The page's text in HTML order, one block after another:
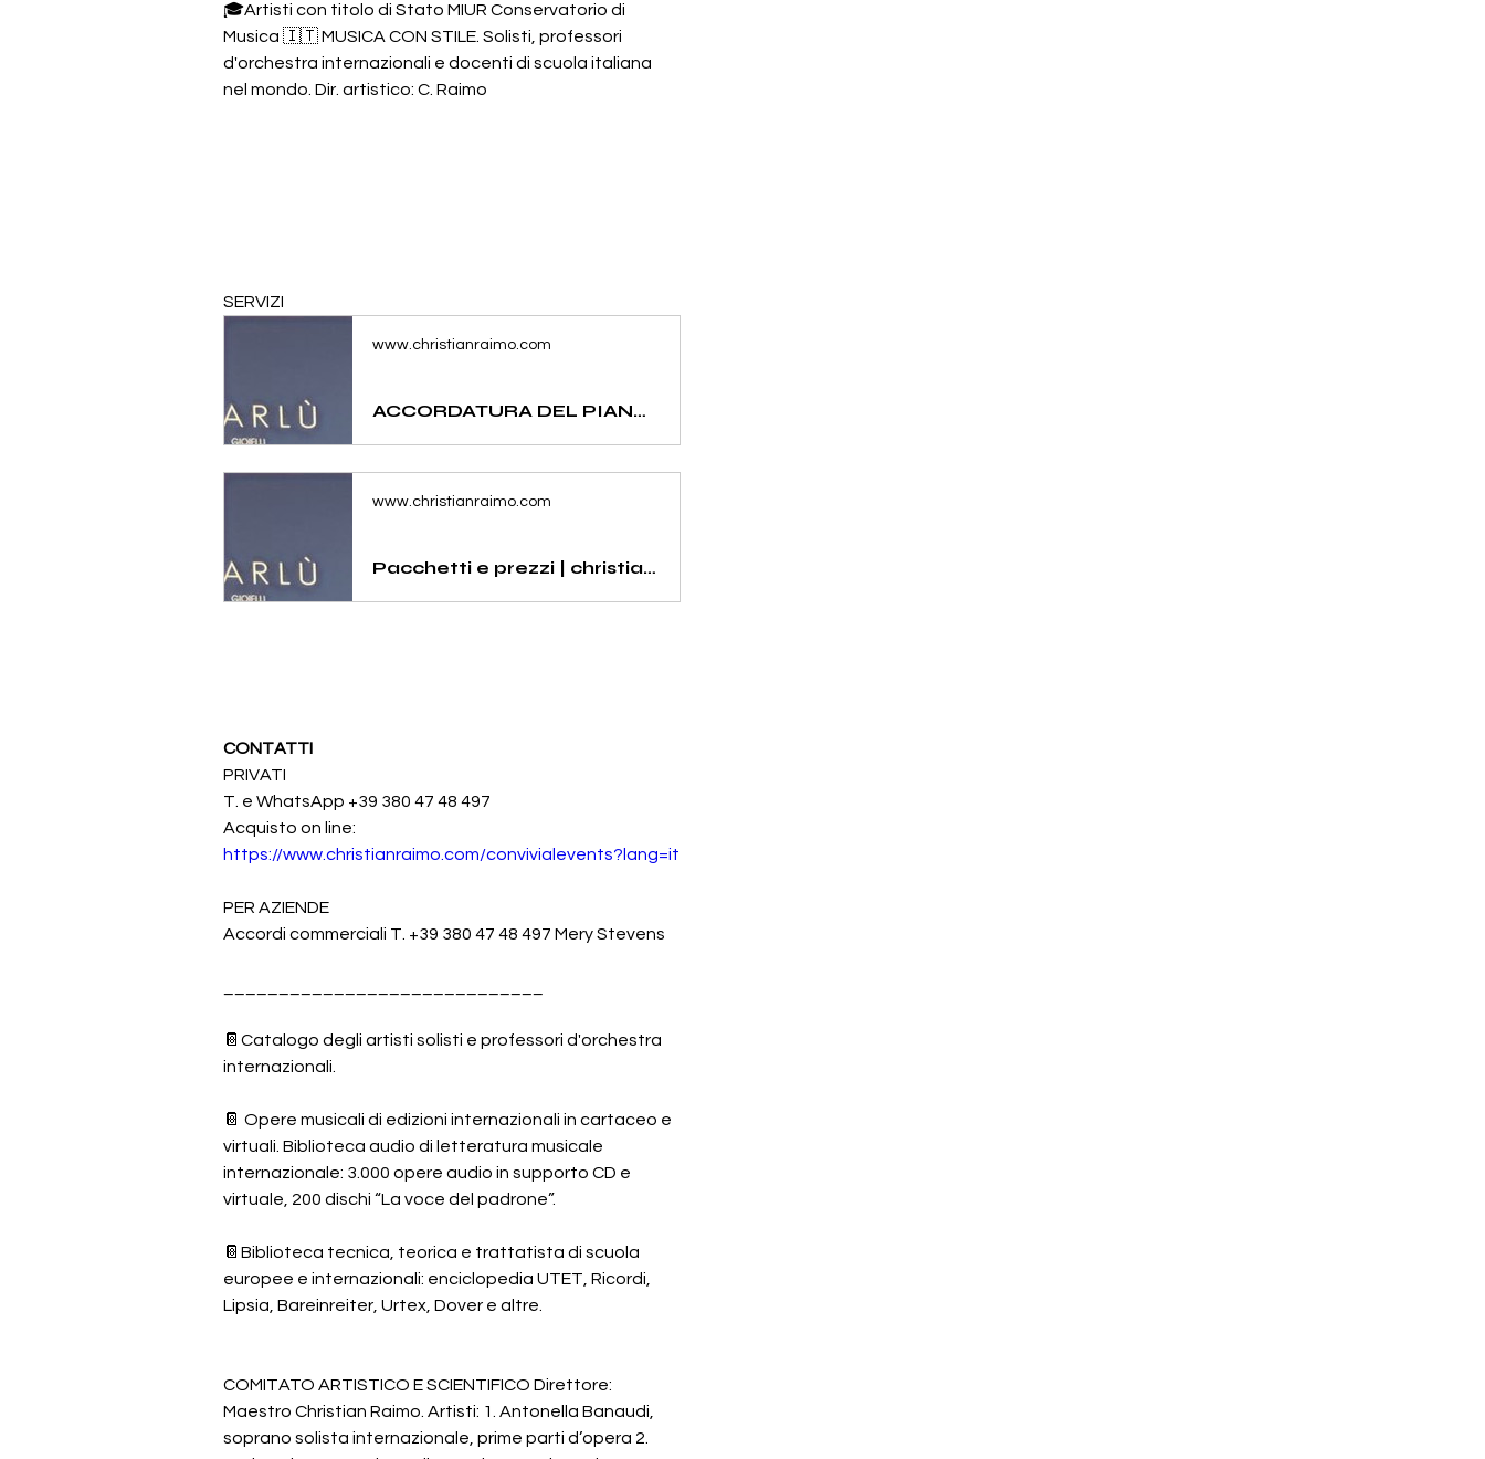
🎓Artisti con titolo di Stato MIUR Conservatorio di
Musica 🇮🇹 MUSICA CON STILE. Solisti, professori
d'orchestra internazionali e docenti di scuola italiana
nel mondo. Dir. artistico: C. Raimo
SERVIZI
www.christianraimo.com
ACCORDATURA DEL PIANOFORTE
www.christianraimo.com
Pacchetti e prezzi | christianraimo.com
CONTATTI
PRIVATI
T. e WhatsApp +39 380 47 48 497
Acquisto on line:
https://www.christianraimo.com/convivialevents?lang=it
PER AZIENDE
Accordi commerciali T. +39 380 47 48 497 Mery Stevens
📔Catalogo degli artisti solisti e professori d'orchestra
internazionali.
📔 Opere musicali di edizioni internazionali in cartaceo e
virtuali. Biblioteca audio di letteratura musicale
internazionale: 3.000 opere audio in supporto CD e
virtuale, 200 dischi “La voce del padrone”.
📔Biblioteca tecnica, teorica e trattatista di scuola
europee e internazionali: enciclopedia UTET, Ricordi,
Lipsia, Bareinreiter, Urtex, Dover e altre.
COMITATO ARTISTICO E SCIENTIFICO Direttore:
Maestro Christian Raimo. Artisti: 1. Antonella Banaudi,
soprano solista internazionale, prime parti d’opera 2.